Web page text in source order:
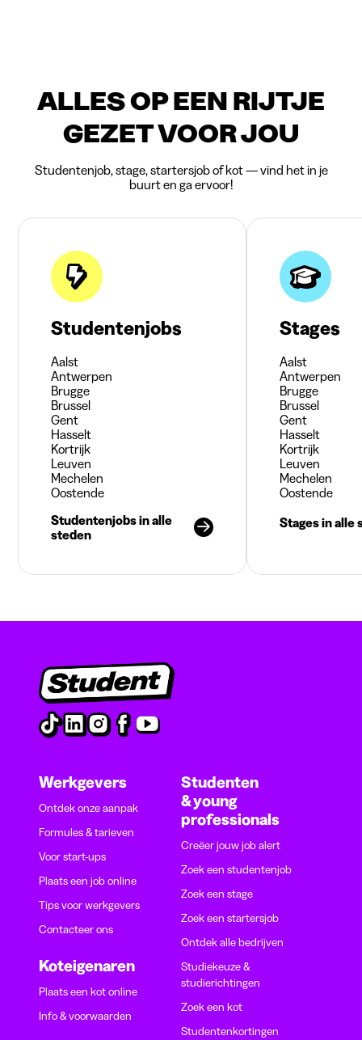
ALLES OP EEN RIJTJE
GEZET VOOR JOU
Studentenjob, stage, startersjob of kot — vind het in je
buurt en ga ervoor!
Studentenjobs
Aalst
Antwerpen
Brugge
Brussel
Gent
Hasselt
Kortrijk
Leuven
Mechelen
Oostende
Studentenjobs in alle
steden
Stages
Aalst
Antwerpen
Brugge
Brussel
Gent
Hasselt
Kortrijk
Leuven
Mechelen
Oostende
Stages in alle
Werkgevers
Ontdek onze aanpak
Formules & tarieven
Voor start-ups
Plaats een job online
Tips voor werkgevers
Contacteer ons
Koteigenaren
Plaats een kot online
Info & voorwaarden
Studenten
& young
professionals
Creëer jouw job alert
Zoek een studentenjob
Zoek een stage
Zoek een startersjob
Ontdek alle bedrijven
Studiekeuze &
studierichtingen
Zoek een kot
Studentenkortingen